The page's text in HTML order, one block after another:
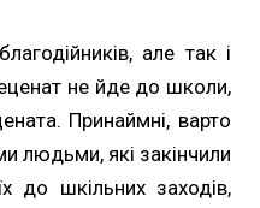
але так і
не йде до школи,
Принаймні, варто
людьми, які закінчили
до шкільних заходів,